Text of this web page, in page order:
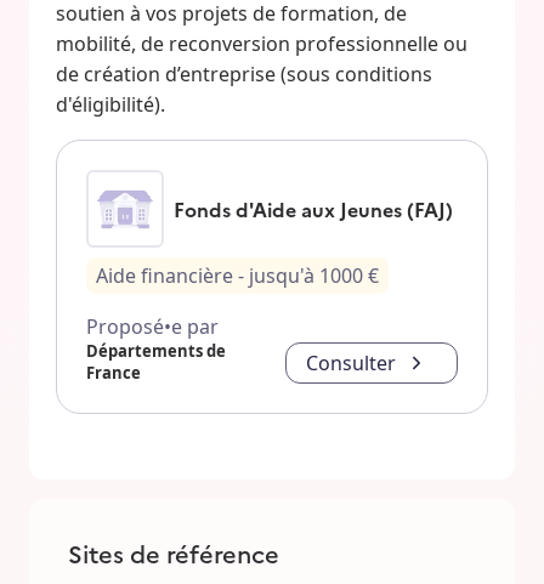
soutien à vos projets de formation, de
mobilité, de reconversion professionnelle ou
de création d’entreprise (sous conditions
d'éligibilité).
Fonds d'Aide aux Jeunes (FAJ)
Aide financière- jusqu'à 1000€
Proposé•e par
Départements de
France
Consulter
Sites de référence